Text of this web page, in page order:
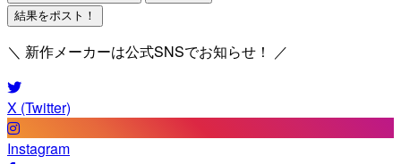
結果をポスト！
＼ 新作メーカーは公式SNSでお知らせ！ ／
X (Twitter)
Instagram